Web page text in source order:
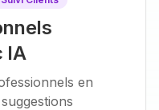
IA
en